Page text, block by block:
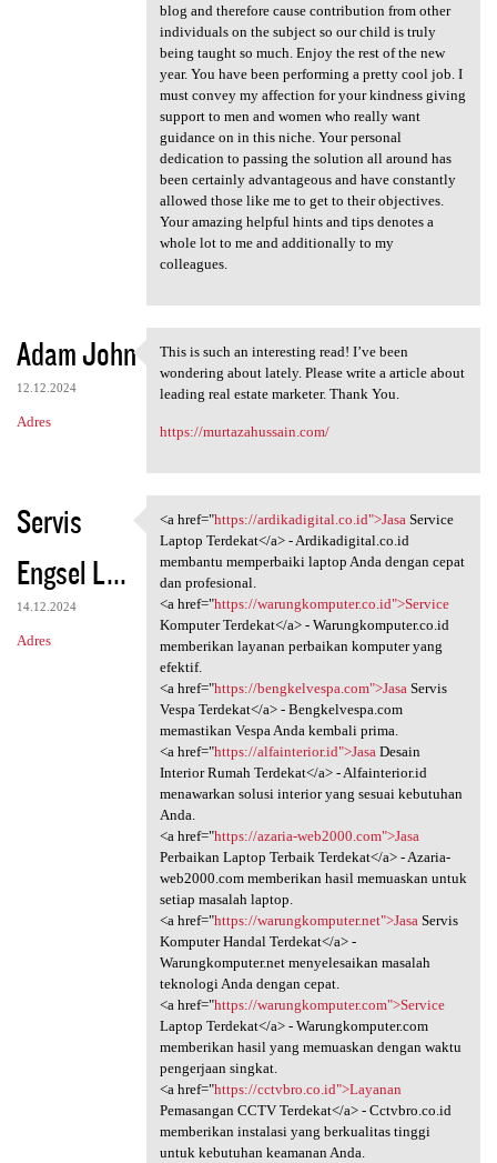
blog and therefore cause contribution from other
individuals on the subject so our child is truly
being taught so much. Enjoy the rest of the new
year. You have been performing a pretty cool job. I
must convey my affection for your kindness giving
support to men and women who really want
guidance on in this niche. Your personal
dedication to passing the solution all around has
been certainly advantageous and have constantly
allowed those like me to get to their objectives.
Your amazing helpful hints and tips denotes a
whole lot to me and additionally to my
colleagues.
Adam John
12.12.2024
Adres
This is such an interesting
This is such an interesting read! I’ve been
wondering about lately. Please write a article about
leading real estate marketer. Thank You.
https://murtazahussain.com/
Servis
Engsel L...
14.12.2024
Adres
<a href="https:/
<a href="https://ardikadigital.co.id">Jasa Service
Laptop Terdekat</a> - Ardikadigital.co.id
membantu memperbaiki laptop Anda dengan cepat
dan profesional.
<a href="https://warungkomputer.co.id">Service
Komputer Terdekat</a> - Warungkomputer.co.id
memberikan layanan perbaikan komputer yang
efektif.
<a href="https://bengkelvespa.com">Jasa Servis
Vespa Terdekat</a> - Bengkelvespa.com
memastikan Vespa Anda kembali prima.
<a href="https://alfainterior.id">Jasa Desain
Interior Rumah Terdekat</a> - Alfainterior.id
menawarkan solusi interior yang sesuai kebutuhan
Anda.
<a href="https://azaria-web2000.com">Jasa
Perbaikan Laptop Terbaik Terdekat</a> - Azaria-
web2000.com memberikan hasil memuaskan untuk
setiap masalah laptop.
<a href="https://warungkomputer.net">Jasa Servis
Komputer Handal Terdekat</a> -
Warungkomputer.net menyelesaikan masalah
teknologi Anda dengan cepat.
<a href="https://warungkomputer.com">Service
Laptop Terdekat</a> - Warungkomputer.com
memberikan hasil yang memuaskan dengan waktu
pengerjaan singkat.
<a href="https://cctvbro.co.id">Layanan
Pemasangan CCTV Terdekat</a> - Cctvbro.co.id
memberikan instalasi yang berkualitas tinggi
untuk kebutuhan keamanan Anda.